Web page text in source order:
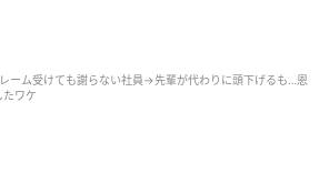
レーム受けても謝らない社員→先輩が代わりに頭下げるも…恩
たワケ